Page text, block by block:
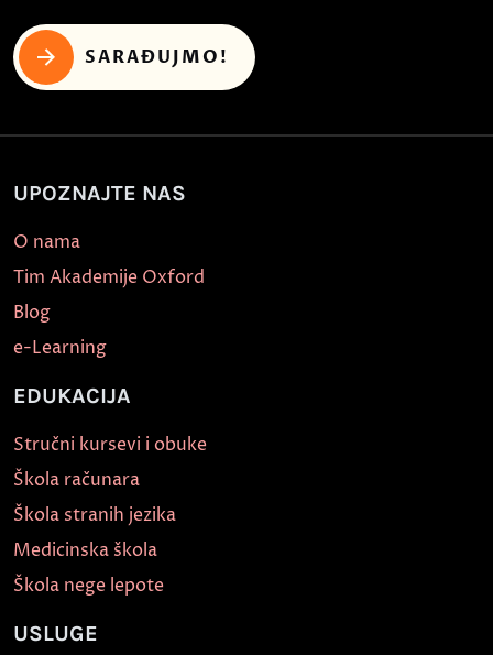
SARAĐUJMO!
UPOZNAJTE NAS
O nama
Tim Akademije Oxford
Blog
e-Learning
EDUKACIJA
Stručni kursevi i obuke
Škola računara
Škola stranih jezika
Medicinska škola
Škola nege lepote
USLUGE